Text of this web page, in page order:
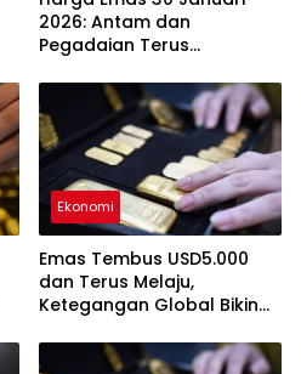
2026: Antam dan
Pegadaian Terus
Ekonomi
Emas Tembus USD5.000
dan Terus Melaju,
Ketegangan Global Bikin